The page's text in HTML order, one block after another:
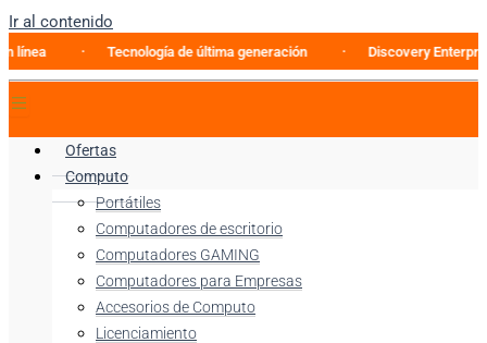
Ir al contenido
Tecnología de última generación Discovery Enterprise
Ofertas
Computo
Portátiles
Computadores de escritorio
Computadores GAMING
Computadores para Empresas
Accesorios de Computo
Licenciamiento